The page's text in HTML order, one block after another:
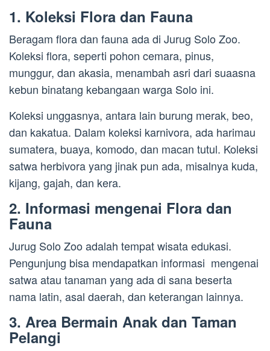
1. Koleksi Flora dan Fauna
Beragam flora dan fauna ada di Jurug Solo Zoo.
Koleksi flora, seperti pohon cemara, pinus,
munggur, dan akasia, menambah asri dari suaasna
kebun binatang kebangaan warga Solo ini.
Koleksi unggasnya, antara lain burung merak, beo,
dan kakatua. Dalam koleksi karnivora, ada harimau
sumatera, buaya, komodo, dan macan tutul. Koleksi
satwa herbivora yang jinak pun ada, misalnya kuda,
kijang, gajah, dan kera.
2. Informasi mengenai Flora dan
Fauna
Jurug Solo Zoo adalah tempat wisata edukasi.
Pengunjung bisa mendapatkan informasi mengenai
satwa atau tanaman yang ada di sana beserta
nama latin, asal daerah, dan keterangan lainnya.
3. Area Bermain Anak dan Taman
Pelangi